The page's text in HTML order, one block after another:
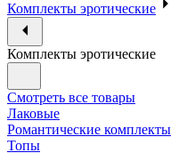
Комплекты эротические
Комплекты эротические
Смотреть все товары
Лаковые
Романтические комплекты
Топы